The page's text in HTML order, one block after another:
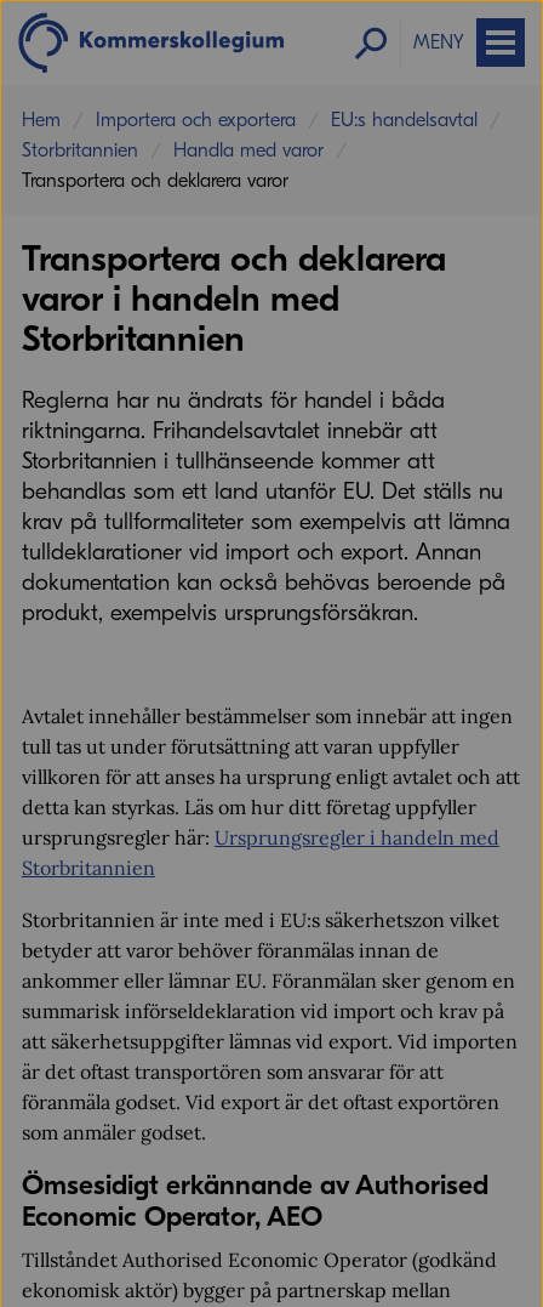
MENY
Hem Importera och exportera
EU:s handelsavtal
Storbritannien
Handla med varor
Transportera och deklarera varor
Transportera och deklarera
varor i handeln med
Storbritannien
Reglerna har nu ändrats för handel i båda
riktningarna. Frihandelsavtalet innebär att
Storbritannien i tullhänseende kommer att
behandlas som ett land utanför EU. Det ställs nu
krav på tullformaliteter som exempelvis att lämna
tulldeklarationer vid import och export. Annan
dokumentation kan också behövas beroende på
produkt, exempelvis ursprungsförsäkran.
Avtalet innehåller bestämmelser som innebär att ingen
tull tas ut under förutsättning att varan uppfyller
villkoren för att anses ha ursprung enligt avtalet och att
detta kan styrkas. Läs om hur ditt företag uppfyller
ursprungsregler här: Ursprungsregler i handeln med
Storbritannien
Storbritannien är inte med i EU:s säkerhetszon vilket
betyder att varor behöver föranmälas innan de
ankommer eller lämnar EU. Föranmälan sker genom en
summarisk införseldeklaration vid import och krav på
att säkerhetsuppgifter lämnas vid export. Vid importen
är det oftast transportören som ansvarar för att
föranmäla godset. Vid export är det oftast exportören
som anmäler godset.
Ömsesidigt erkännande av Authorised
Economic Operator, AEO
Tillståndet Authorised Economic Operator (godkänd
ekonomisk aktör) bygger på partnerskap mellan